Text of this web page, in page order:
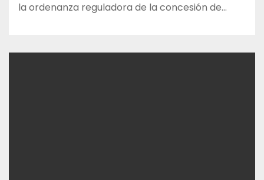
la ordenanza reguladora de la concesión de…